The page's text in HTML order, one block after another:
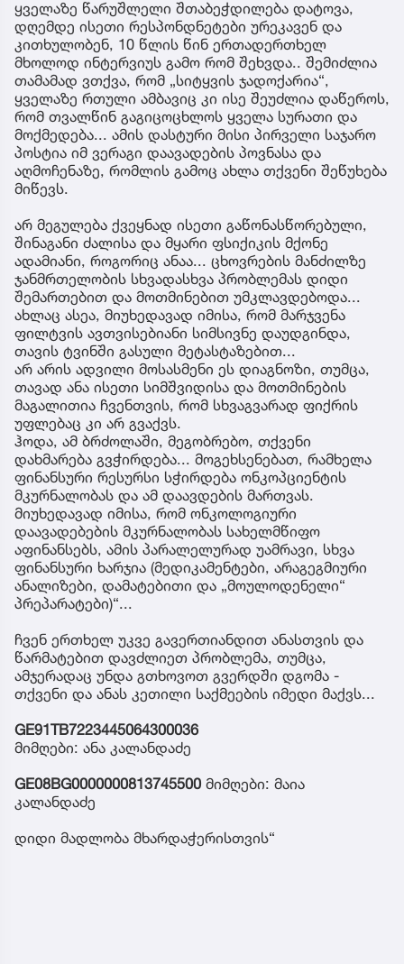
ყველაზე წარუშლელი შთაბეჭდილება დატოვა,
დღემდე ისეთი რესპონდნეტები ურეკავენ და
კითხულობენ, 10 წლის წინ ერთადერთხელ
მხოლოდ ინტერვიუს გამო რომ შეხვდა.. შემიძლია
თამამად ვთქვა, რომ „სიტყვის ჯადოქარია“,
ყველაზე რთული ამბავიც კი ისე შეუძლია დაწეროს,
რომ თვალწინ გაგიცოცხლოს ყველა სურათი და
მოქმედება... ამის დასტური მისი პირველი საჯარო
პოსტია იმ ვერაგი დაავადების პოვნასა და
აღმოჩენაზე, რომლის გამოც ახლა თქვენი შეწუხება
მიწევს.
არ მეგულება ქვეყნად ისეთი გაწონასწორებული,
შინაგანი ძალისა და მყარი ფსიქიკის მქონე
ადამიანი, როგორიც ანაა... ცხოვრების მანძილზე
ჯანმრთელობის სხვადასხვა პრობლემას დიდი
შემართებით და მოთმინებით უმკლავდებოდა...
ახლაც ასეა, მიუხედავად იმისა, რომ მარჯვენა
ფილტვის ავთვისებიანი სიმსივნე დაუდგინდა,
თავის ტვინში გასული მეტასტაზებით...
არ არის ადვილი მოსასმენი ეს დიაგნოზი, თუმცა,
თავად ანა ისეთი სიმშვიდისა და მოთმინების
მაგალითია ჩვენთვის, რომ სხვაგვარად ფიქრის
უფლებაც კი არ გვაქვს.
ჰოდა, ამ ბრძოლაში, მეგობრებო, თქვენი
დახმარება გვჭირდება... მოგეხსენებათ, რამხელა
ფინანსური რესურსი სჭირდება ონკოპციენტის
მკურნალობას და ამ დაავდების მართვას.
მიუხედავად იმისა, რომ ონკოლოგიური
დაავადებების მკურნალობას სახელმწიფო
აფინანსებს, ამის პარალელურად უამრავი, სხვა
ფინანსური ხარჯია (მედიკამენტები, არაგეგმიური
ანალიზები, დამატებითი და „მოულოდენელი“
პრეპარატები)“...
ჩვენ ერთხელ უკვე გავერთიანდით ანასთვის და
წარმატებით დავძლიეთ პრობლემა, თუმცა,
ამჯერადაც უნდა გთხოვოთ გვერდში დგომა -
თქვენი და ანას კეთილი საქმეების იმედი მაქვს...
GE91TB7223445064300036
მიმღები: ანა კალანდაძე
GE08BG0000000813745500 მიმღები: მაია
კალანდაძე
დიდი მადლობა მხარდაჭერისთვის“